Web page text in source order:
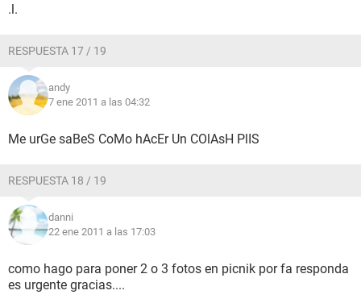
.l.
RESPUESTA 17 / 19
andy
7 ene 2011 a las 04:32
Me urGe saBeS CoMo hAcEr Un COlAsH PlIS
RESPUESTA 18 / 19
danni
22 ene 2011 a las 17:03
como hago para poner 2 o 3 fotos en picnik por fa responda
es urgente gracias....